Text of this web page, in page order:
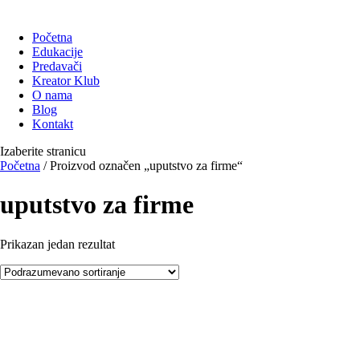
Početna
Edukacije
Predavači
Kreator Klub
O nama
Blog
Kontakt
Izaberite stranicu
Početna / Proizvod označen „uputstvo za firme“
uputstvo za firme
Prikazan jedan rezultat